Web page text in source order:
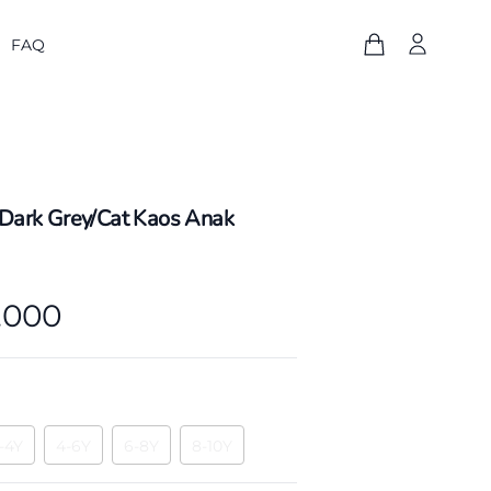
FAQ
Grey/Cat Kaos Anak